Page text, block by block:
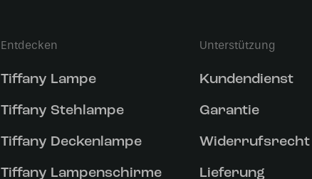
Entdecken
Tiffany Lampe
Tiffany Stehlampe
Tiffany Deckenlampe
Tiffany Lampenschirme
Unterstützung
Kundendienst
Garantie
Widerrufsrecht
Lieferung